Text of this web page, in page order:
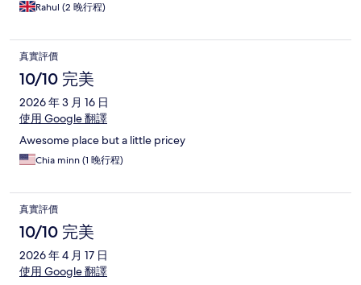
Rahul (2 晚行程)
真實評價
10/10 完美
2026 年 3 月 16 日
使用 Google 翻譯
Awesome place but a little pricey
Chia minn (1 晚行程)
真實評價
10/10 完美
2026 年 4 月 17 日
使用 Google 翻譯